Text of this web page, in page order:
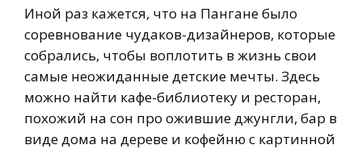
Иной раз кажется, что на Пангане было
соревнование чудаков-дизайнеров, которые
собрались, чтобы воплотить в жизнь свои
самые неожиданные детские мечты. Здесь
можно найти кафе-библиотеку и ресторан,
похожий на сон про ожившие джунгли, бар в
виде дома на дереве и кофейню с картинной